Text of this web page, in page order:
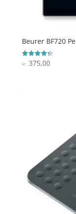
Beurer BF720
Vurderet
4.3
kr.375,00